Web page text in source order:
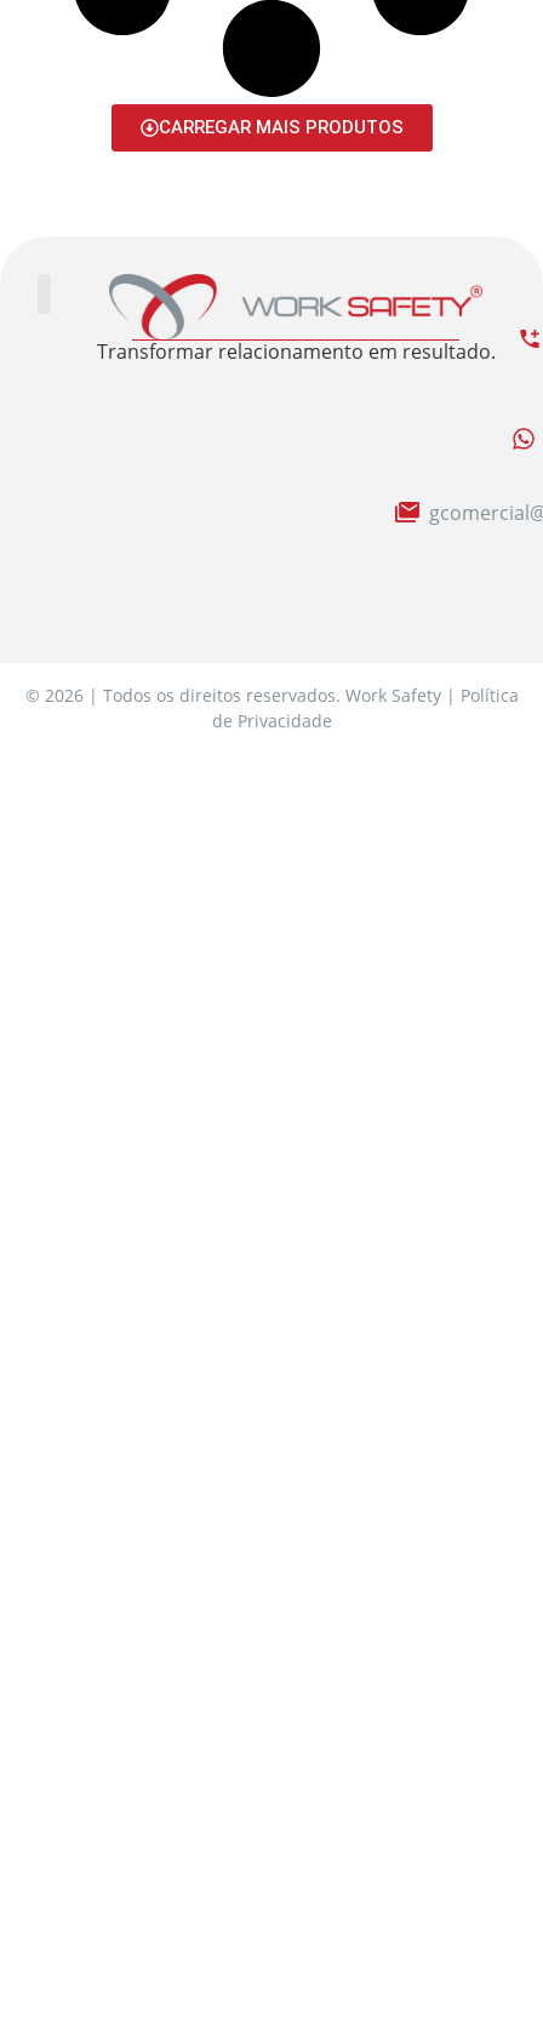
CARREGAR MAIS PRODUTOS
Transformar relacionamento em resultado.
© 2026 | Todos os direitos reservados. Work Safety | Política
de Privacidade